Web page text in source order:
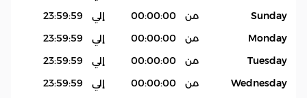
Sunday
من 00:00:00 إلي
23:59:59
Monday
من 00:00:00 إلي
23:59:59
Tuesday
من 00:00:00 إلي
23:59:59
Wednesday
من 00:00:00 إلي
23:59:59